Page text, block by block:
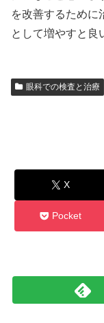
を改善するために
として増やすと良
眼科での検査と治療
X
Pocket